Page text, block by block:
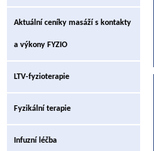
Aktuální ceníky masáží s kontakty
a výkony FYZIO
LTV-fyzioterapie
Fyzikální terapie
Infuzní léčba